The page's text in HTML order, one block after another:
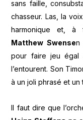
sans faille,
chasseur. Las, la
harmonique et, à
Matthew Swensen
pour faire jeu égal
l’entourent. Son
à un joli phrasé et un
Il faut dire que